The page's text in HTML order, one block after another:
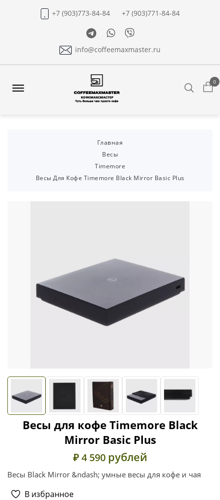
+7 (903)773-84-84
+7 (903)771-84-84
TelegramWhatsapp
Viber
info@coffeemaxmaster.ru
0
Главная
Весы
Timemore
Весы Для Кофе Timemore Black Mirror Basic Plus
Весы для кофе Timemore Black
Mirror Basic Plus
₽ 4 590 рублей
Весы Black Mirror &ndash; умные весы для кофе и чая
В избранное